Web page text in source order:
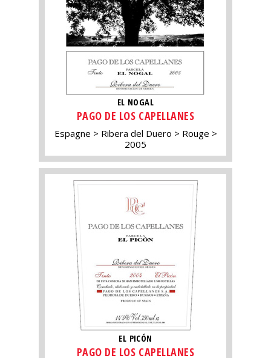
EL NOGAL
PAGO DE LOS CAPELLANES
Espagne Ribera del Duero
Rouge
2005
EL PICÓN
PAGO DE LOS CAPELLANES